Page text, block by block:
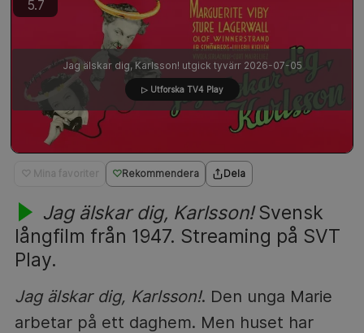
♡ Mina favoriter Rekommendera Dela
Jag älskar dig, Karlsson!Svensk
långfilm från 1947. Streaming på SVT
Play.
Jag älskar dig, Karlsson!. Den unga Marie
arbetar på ett daghem. Men huset har
Jag älskar dig, Karlsson! utgick tyvärr 2026-07-05
▷ Utforska TV4 Play
5.7